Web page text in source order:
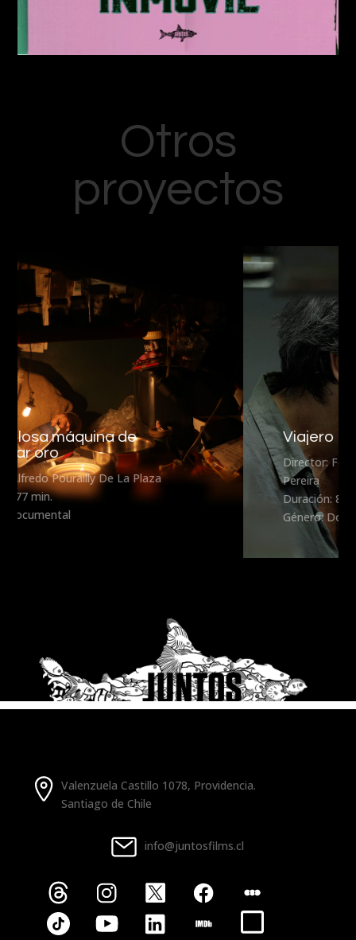
Otros
proyectos
Viajero Inmóvil
Director: Fernando Lavanderos y Sebastián
Pereira
Duración: 80 min.
Género: Documental
Valenzuela Castillo 1078, Providencia.
Santiago de Chile
info@juntosfilms.cl